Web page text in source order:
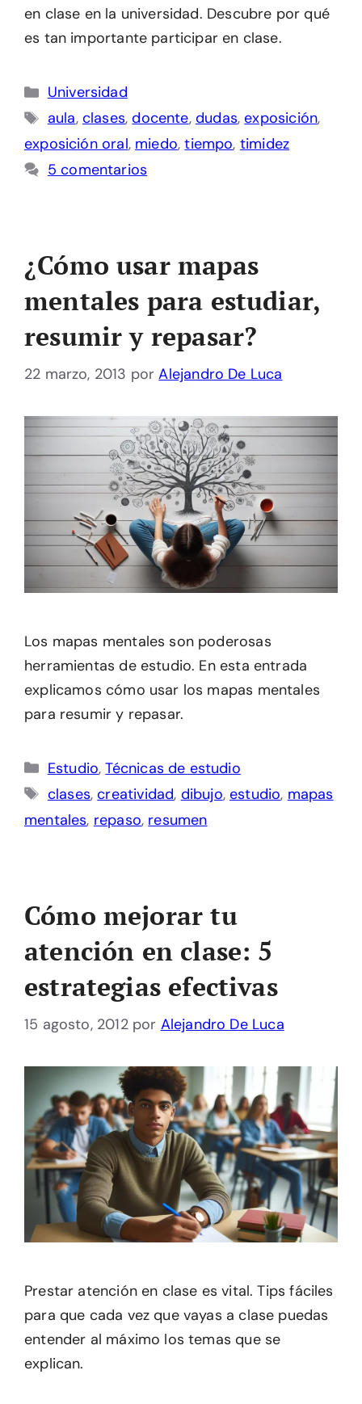
en clase en la universidad. Descubre por qué
es tan importante participar en clase.
Categorías
Universidad
Etiquetas
aula, clases,docente,dudas,exposición,
exposición oral, miedo,tiempo, timidez
5 comentarios
¿Cómo usar mapas
mentales para estudiar,
resumir y repasar?
22 marzo, 2013 porAlejandro De Luca
Los mapas mentales son poderosas
herramientas de estudio. En esta entrada
explicamos cómo usar los mapas mentales
para resumir y repasar.
Categorías
Estudio,Técnicas de estudio
Etiquetas
clases,creatividad, dibujo,estudio, mapas
mentales, repaso, resumen
Cómo mejorar tu
atención en clase: 5
estrategias efectivas
15 agosto, 2012 por Alejandro De Luca
Prestar atención en clase es vital. Tips fáciles
para que cada vez que vayas a clase puedas
entender al máximo los temas que se
explican.